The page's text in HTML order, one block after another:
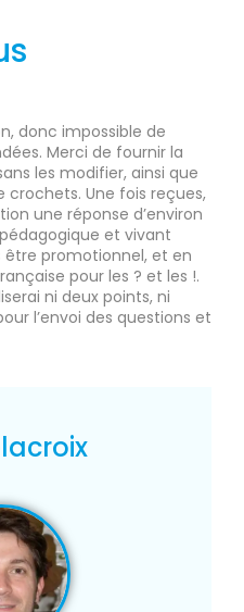
donc impossible de
Merci de fournir la
les modifier, ainsi que
Une fois reçues,
une réponse d’environ
et vivant
promotionnel, et en
pour les ? et les !.
ni deux points, ni
l’envoi des questions et